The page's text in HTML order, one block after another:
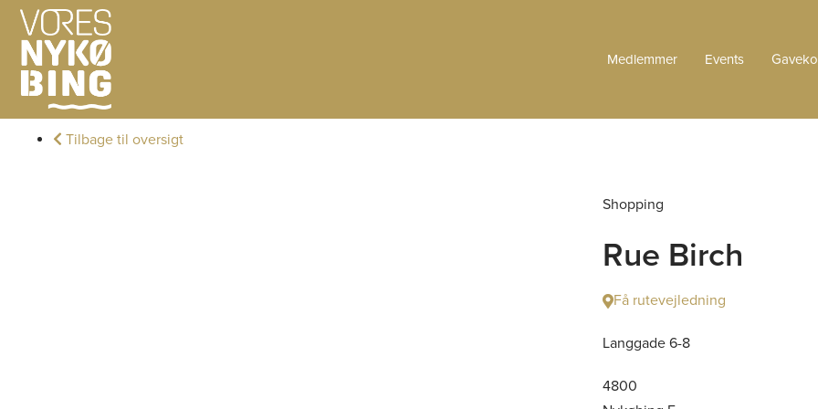
Medlemmer Events
Tilbage til oversigt
Shopping
Rue Birch
Få rutevejledning
Langgade 6-8
4800